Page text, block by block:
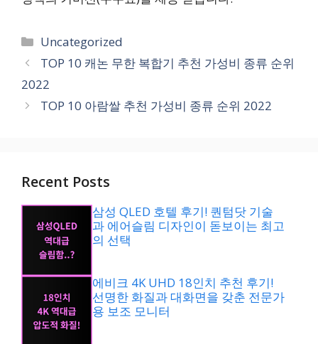
카
테
리
Uncategorized
TOP 10 캐논 무한 복합기 추천 가성비 종류 순위
2022
TOP 10 아람쌀 추천 가성비 종류 순위 2022
Recent Posts
삼성 QLED 호텔 후기! 퀀텀닷 기술
과 에어슬림 디자인이 돋보이는 최고
의 선택
에비크 4K UHD 18인치 추천 후기!
선명한 화질과 대화면을 갖춘 전문가
용 보조 모니터